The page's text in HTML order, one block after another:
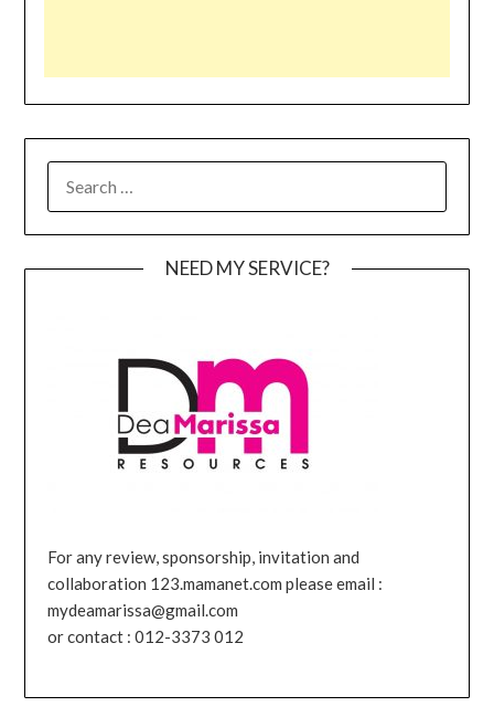
FOR:
NEED MY SERVICE?
For any review, sponsorship, invitation and
collaboration 123.mamanet.com please email :
mydeamarissa@gmail.com
or contact : 012-3373 012